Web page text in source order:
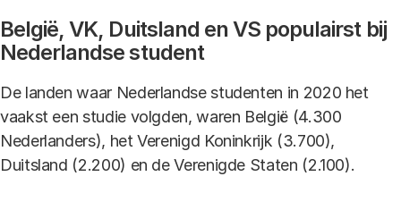
België, VK, Duitsland en VS populairst bij
Nederlandse student
De landen waar Nederlandse studenten in 2020 het
vaakst een studie volgden, waren België (4.300
Nederlanders), het Verenigd Koninkrijk (3.700),
Duitsland (2.200) en de Verenigde Staten (2.100).